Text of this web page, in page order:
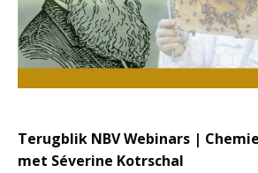
Terugblik NBV Webinars |
met Séverine Kotrschal